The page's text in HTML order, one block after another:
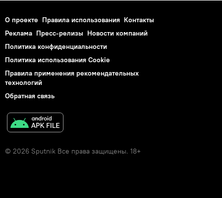
О проекте Правила использования Контакты
Реклама Пресс-релизы Новости компаний
Политика конфиденциальности
Политика использования Cookie
Правила применения рекомендательных
технологий
Обратная связь
© 2026 Sputnik Все права защищены. 18+